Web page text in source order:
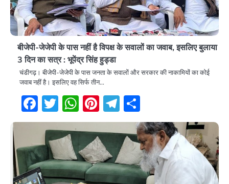
बीजेपी-जेजेपी के पास नहीं है विपक्ष के सवालों का जवाब, इसलिए बुलाया
3 दिन का सत्र : भूपेंद्र सिंह हुड्डा
चंडीगढ़। बीजेपी-जेजेपी के पास जनता के सवालों और सरकार की नाकामियों का कोई
जवाब नहीं है। इसलिए वह सिर्फ तीन…
Facebook
Twitter
WhatsApp
Pinterest
Telegram